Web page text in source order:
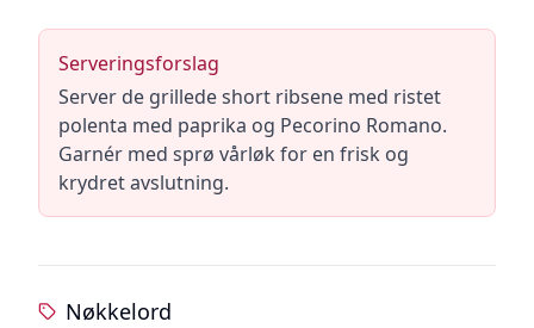
Serveringsforslag
Server de grillede short ribsene med ristet
polenta med paprika og Pecorino Romano.
Garnér med sprø vårløk for en frisk og
krydret avslutning.
Nøkkelord